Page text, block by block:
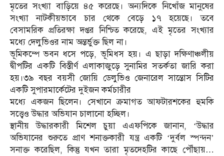
মৃতের সংখ্যা বাড়িয়ে ৪৫ করেছে। অন্যদিকে নিখোঁজ মানুষের
সংখ্যা নাটকীয়ভাবে চার থেকে বেড়ে ১৭ হয়েছে। তবে
বেসামরিক প্রতিরক্ষা দপ্তর নিশ্চিত করেছে, এই মৃতের সংখ্যার
মধ্যে দেলুভিওর নাম অন্তর্ভুক্ত ছিল না।
ভূমিকম্পে ভবন ধসে পড়ে, ভূমিধস হয়। এ ছাড়া দক্ষিণাঞ্চলীয়
দ্বীপটির একটি বিস্তীর্ণ এলাকাজুড়ে সুনামির সতর্কতা জারি করা
হয়।৩৯ বছর বয়সী জোয়ি ডেলুভিও জেনারেল সান্তোস সিটির
একটি সুপারমার্কেটের দুইজন কর্মচারীর
মধ্যে একজন ছিলেন। সেখানে ক্রমাগত আফটারশকের হুমকি
সত্ত্বেও উদ্ধার অভিযান চালানো হচ্ছিল।
স্থানীয় উদ্ধারকারী মিশেল চুয়া এএফপিকে জানান, ‘উদ্ধার
অভিযানের শুরুতে প্রাণ শনাক্তকারী যন্ত্র একটি ‘দুর্বল স্পন্দন’
সনাক্ত করেছিল, কিন্তু যখন তারা মৃতদেহটির কাছে পৌঁছায়…